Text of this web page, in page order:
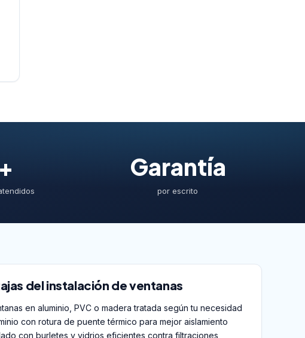
Garantía
por escrito
del instalación de ventanas
en aluminio, PVC o madera tratada según tu necesidad
con rotura de puente térmico para mejor aislamiento
con burletes y vidrios eficientes contra filtraciones